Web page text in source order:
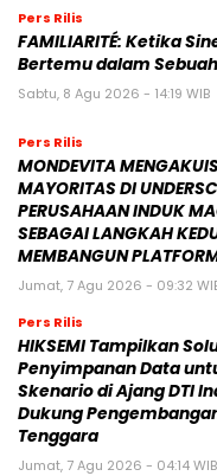
Pers Rilis
FAMILIARITÉ: Ketika
Bertemu dalam
Sabtu, 8 Agu 2026 - 14:19 WIB
Pers Rilis
MONDEVITA
MAYORITAS DI
PERUSAHAAN INDUK
SEBAGAI LANGKAH
MEMBANGUN
Jumat, 7 Agu 2026 - 09:32
Pers Rilis
HIKSEMI Tampilkan
Penyimpanan Data
Skenario di Ajang DTI
Dukung
Tenggara
Jumat, 7 Agu 2026 - 04:14 WIB